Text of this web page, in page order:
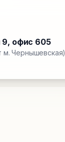
9, офис 605
м. Чернышевская)